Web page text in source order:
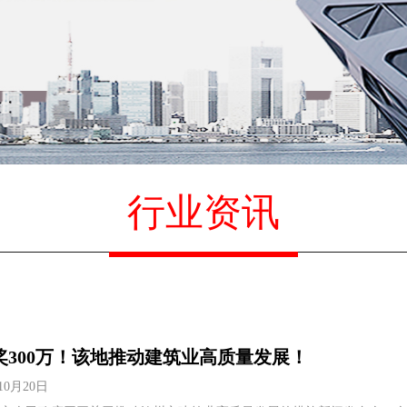
行业资讯
300万！该地推动建筑业高质量发展！
月20日